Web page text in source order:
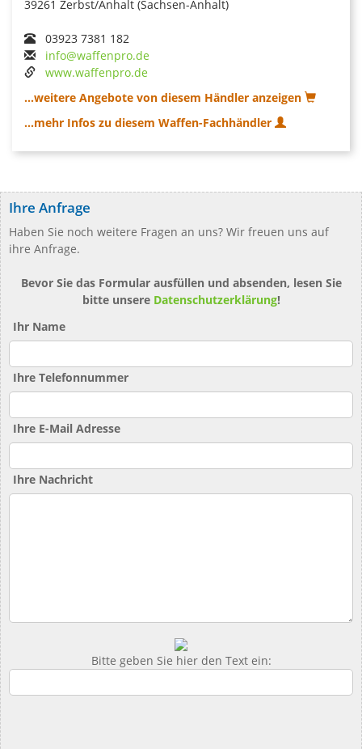
39261 Zerbst/Anhalt (Sachsen-Anhalt)
03923 7381 182
info@waffenpro.de
www.waffenpro.de
...weitere Angebote von diesem Händler anzeigen
...mehr Infos zu diesem Waffen-Fachhändler
Ihre Anfrage
Haben Sie noch weitere Fragen an uns? Wir freuen uns auf
ihre Anfrage.
Bevor Sie das Formular ausfüllen und absenden, lesen Sie
bitte unsere Datenschutzerklärung!
Ihr Name
Ihre Telefonnummer
Ihre E-Mail Adresse
Ihre Nachricht
Bitte geben Sie hier den Text ein: